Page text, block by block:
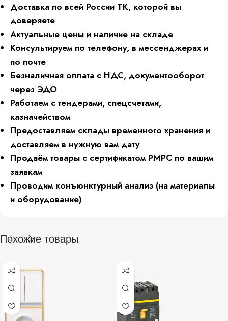
Доставка по всей России ТК, которой вы
доверяете
Актуальные цены и наличие на складе
Консультируем по телефону, в мессенджерах и
по почте
Безналичная оплата с НДС, документооборот
через ЭДО
Работаем с тендерами, спецсчетами,
казначейством
Предоставляем склады временного хранения и
доставляем в нужную вам дату
Продаём товары с сертификатом РМРС по вашим
заявкам
Проводим конъюнктурный анализ (на материалы
и оборудование)
Похожие товары